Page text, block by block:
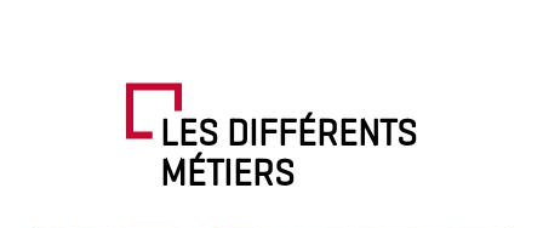
LES DIFFÉRENTS
MÉTIERS